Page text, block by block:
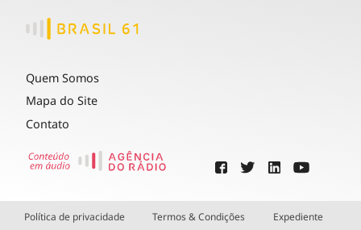
Quem Somos
Mapa do Site
Contato
Política de privacidade Termos & Condições Expediente